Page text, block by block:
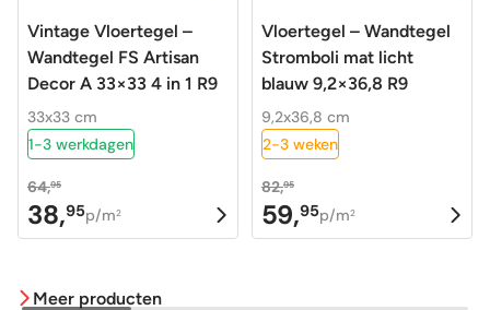
Vintage Vloertegel –
Wandtegel FS Artisan
Decor A 33×33 4 in 1 R9
33x33 cm
1-3 werkdagen
64,95
Oorspronkelijke
prijs
64,95.
38,95
Huidige
prijs
38,95.
p/m2
Vloertegel – Wandtegel
Stromboli mat licht
blauw 9,2×36,8 R9
9,2x36,8 cm
2-3 weken
82,95
Oorspronkelijke
prijs
59,95
Huidige
prijs
p/m2
Meer producten